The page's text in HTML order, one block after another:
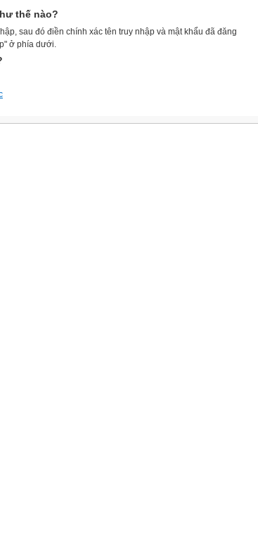
thế nào?
sau đó điền chính xác tên truy nhập và mật khẩu đã đăng
ở phía dưới.